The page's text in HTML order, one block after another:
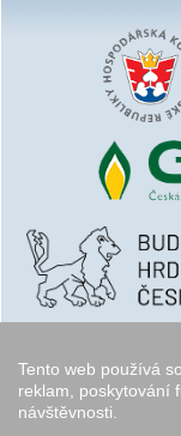
Tento web používá
reklam, poskytování
návštěvnosti.